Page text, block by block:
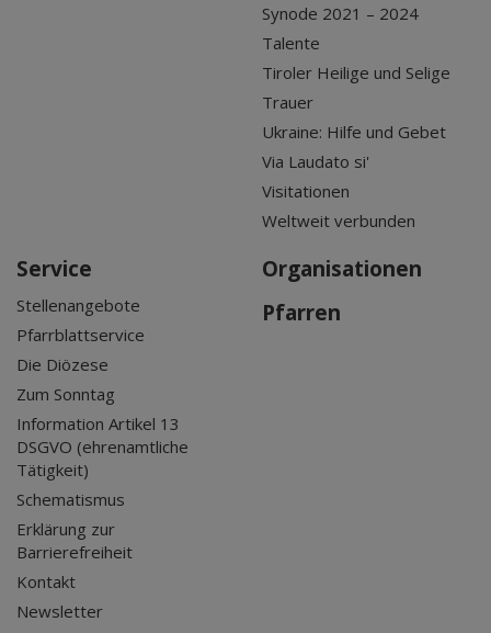
Synode 2021 – 2024
Talente
Tiroler Heilige und Selige
Trauer
Ukraine: Hilfe und Gebet
Via Laudato si'
Visitationen
Weltweit verbunden
Service
Stellenangebote
Pfarrblattservice
Die Diözese
Zum Sonntag
Information Artikel 13
DSGVO (ehrenamtliche
Tätigkeit)
Schematismus
Erklärung zur
Barrierefreiheit
Kontakt
Newsletter
Organisationen
Pfarren